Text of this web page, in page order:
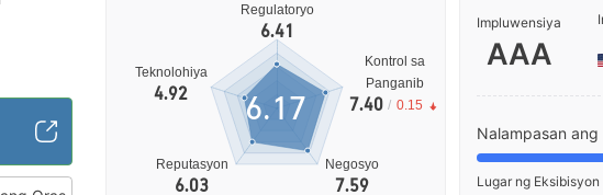
Regulatoryo
6.41
Teknolohiya
4.92
Reputasyon
6.03
Negosyo
7.59
Kontrol sa
Panganib
7.40 / 0.15
6.17
Impluwensiya
AAA
Nalampasan ang
Lugar ng Eksibisyon